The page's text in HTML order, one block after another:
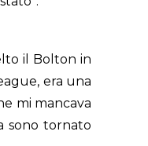
il Bolton in
era una
mi mancava
sono tornato